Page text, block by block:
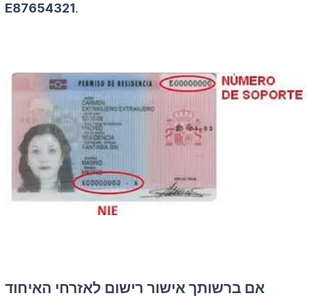
E87654321.
אם ברשותך אישור רישום לאזרחי האיחוד